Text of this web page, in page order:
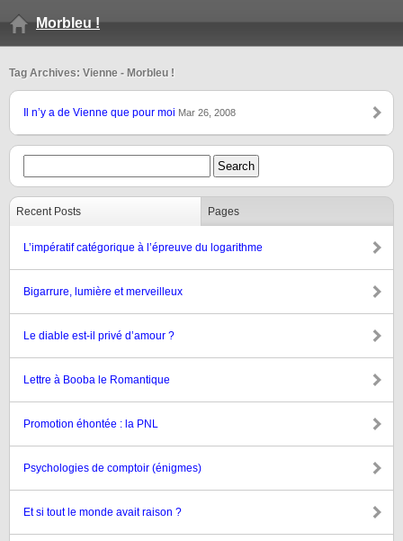
Morbleu !
Tag Archives: Vienne - Morbleu !
Il n’y a de Vienne que pour moi Mar 26, 2008
Recent Posts Pages
L’impératif catégorique à l’épreuve du logarithme
Bigarrure, lumière et merveilleux
Le diable est-il privé d’amour ?
Lettre à Booba le Romantique
Promotion éhontée : la PNL
Psychologies de comptoir (énigmes)
Et si tout le monde avait raison ?